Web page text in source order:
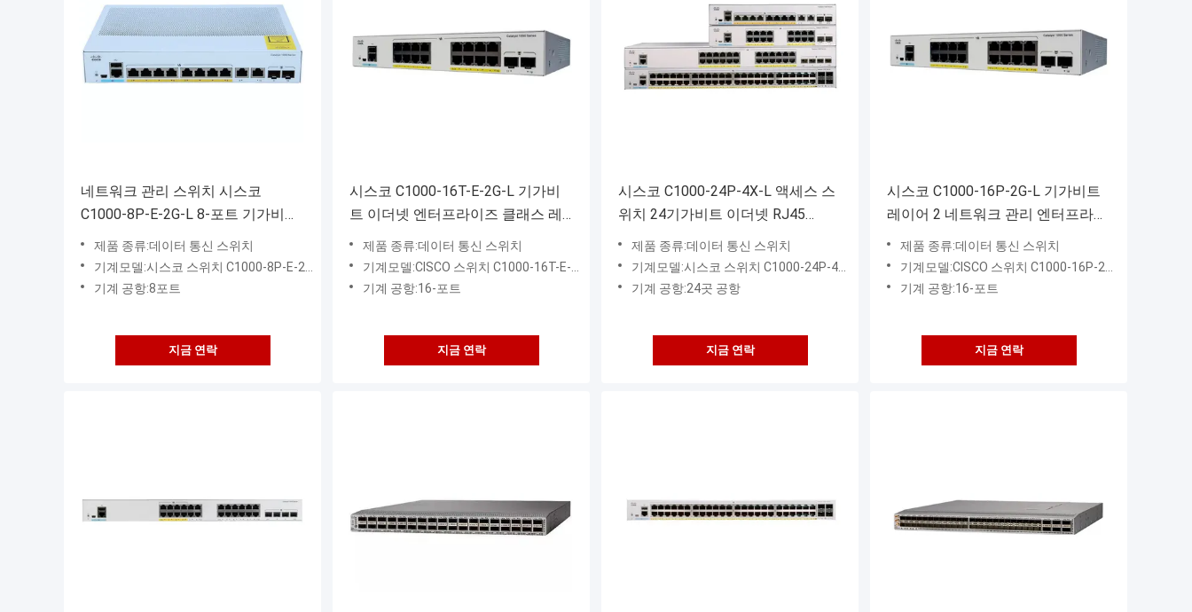
네트워크 관리 스위치 시스코
C1000-8P-E-2G-L 8-포트 기가비트
2x 1G SFP 및 RJ-45 컴보 업링크
POE 67W
제품 종류:데이터 통신 스위치
기계모델:시스코 스위치 C1000-8P-E-2G-L
기계 공항:8포트
지금 연락
시스코 C1000-16T-E-2G-L 기가비
트 이더넷 엔터프라이즈 클래스 레
이어 2 스위치 16 포트 기가비트 업
링크 인터페이스 2 SFP
제품 종류:데이터 통신 스위치
기계모델:CISCO 스위치 C1000-16T-E-2G-L
기계 공항:16-포트
지금 연락
시스코 C1000-24P-4X-L 액세스 스
위치 24기가비트 이더넷 RJ45
PoE+ 업링크 인터페이스 4 SFP+
195W
제품 종류:데이터 통신 스위치
기계모델:시스코 스위치 C1000-24P-4X-L
기계 공항:24곳 공항
지금 연락
시스코 C1000-16P-2G-L 기가비트
레이어 2 네트워크 관리 엔터프라이
즈 스위치 16 포트 RJ45 PoE+
2SFP 광학 업링크 120W
제품 종류:데이터 통신 스위치
기계모델:CISCO 스위치 C1000-16P-2G-L
기계 공항:16-포트
지금 연락